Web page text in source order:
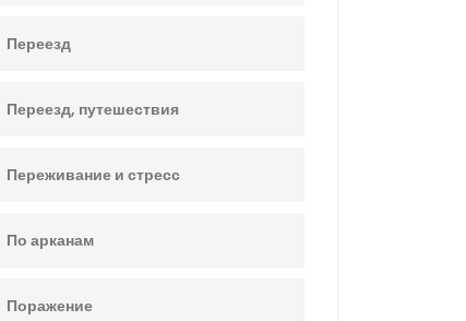
Переезд
Переезд, путешествия
Переживание и стресс
По арканам
Поражение